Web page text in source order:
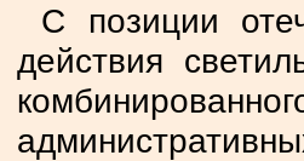
С позиции
действия